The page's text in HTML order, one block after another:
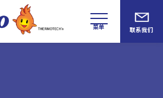
菜单 联系我们